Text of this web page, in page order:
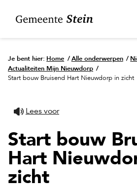
Je bent hier: Home / Alle onderwerpen /
Actualiteiten Mijn Nieuwdorp /
Start bouw Bruisend Hart Nieuwdorp in zicht
Lees voor
Start bouw
Hart
zicht